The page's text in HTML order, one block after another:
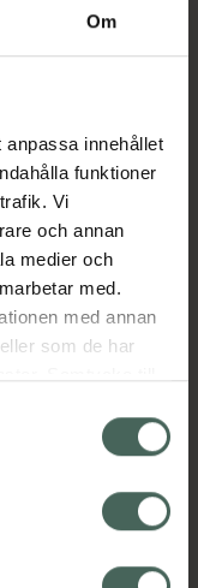
Om
innehållet
funktioner
Vi
och annan
medier och
med.
med annan
som de har
påverkar inte
återkallelsen.
Dölj